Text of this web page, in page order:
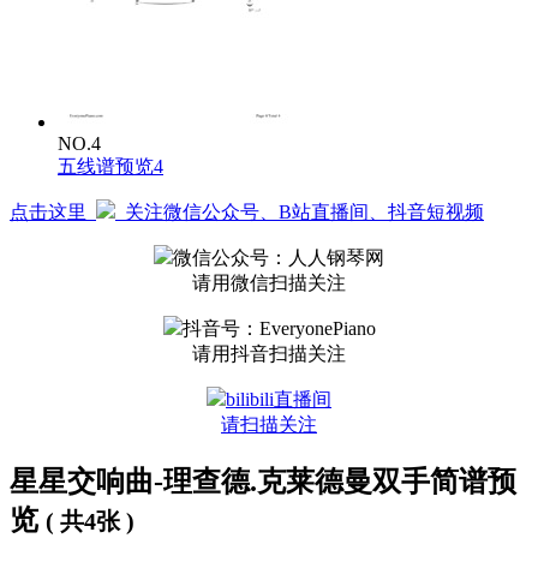
NO.4
五线谱预览4
点击这里 关注微信公众号、B站直播间、抖音短视频
微信公众号：人人钢琴网
请用微信扫描关注
抖音号：EveryonePiano
请用抖音扫描关注
bilibili直播间
请扫描关注
星星交响曲-理查德.克莱德曼双手简谱预
览 ( 共4张 )